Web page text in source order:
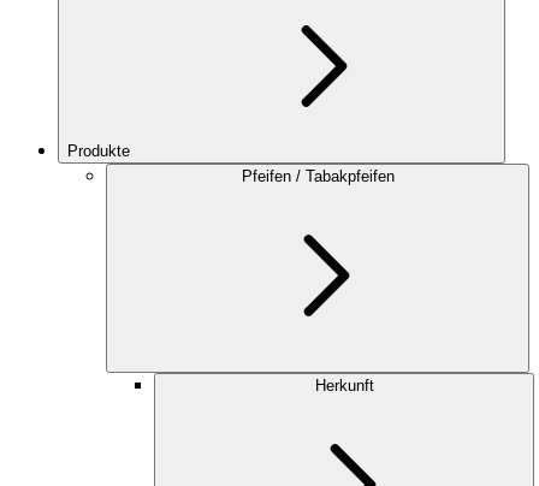
Produkte
Pfeifen / Tabakpfeifen
Herkunft